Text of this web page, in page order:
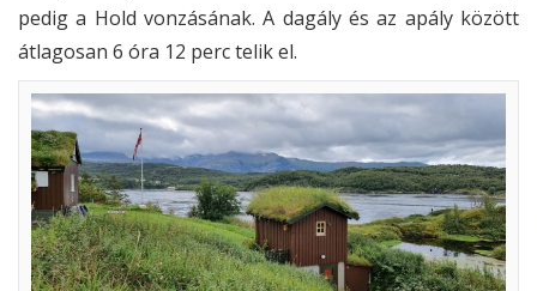
pedig a Hold vonzásának. A dagály és az apály között
átlagosan 6 óra 12 perc telik el.